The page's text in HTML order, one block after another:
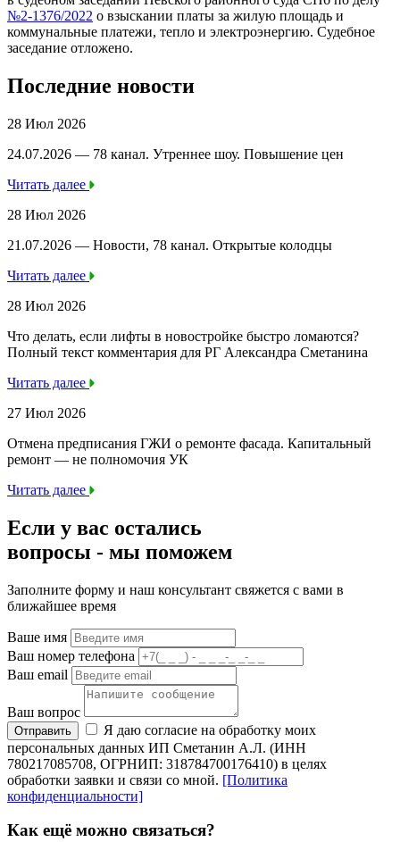
№2-1376/2022 о взыскании платы за жилую площадь и
коммунальные платежи, тепло и электроэнергию. Судебное
заседание отложено.
Последние новости
28 Июл 2026
24.07.2026 — 78 канал. Утреннее шоу. Повышение цен
Читать далее
28 Июл 2026
21.07.2026 — Новости, 78 канал. Открытые колодцы
Читать далее
28 Июл 2026
Что делать, если лифты в новостройке быстро ломаются?
Полный текст комментария для РГ Александра Сметанина
Читать далее
27 Июл 2026
Отмена предписания ГЖИ о ремонте фасада. Капитальный
ремонт — не полномочия УК
Читать далее
Если у вас остались
вопросы - мы поможем
Заполните форму и наш консультант свяжется с вами в
ближайшее время
Ваше имя
Ваш номер телефона
Ваш email
Ваш вопрос
Отправить
Я даю согласие на обработку моих
персональных данных ИП Сметанин А.Л. (ИНН
780217085708, ОГРНИП: 318784700176410) в целях
обработки заявки и связи со мной. [Политика
конфиденциальности]
Как ещё можно связаться?